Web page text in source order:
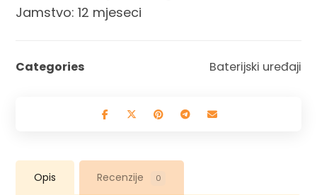
Jamstvo: 12 mjeseci
Categories Baterijski uređaji
Opis Recenzije 0